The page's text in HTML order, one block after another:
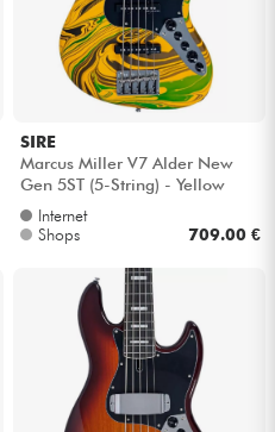
SIRE
Marcus Miller V7 Alder New
Gen 5ST (5-String) - Yellow
swirlInternet
Shops
709.00 €